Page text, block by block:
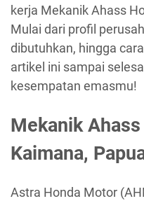
kerja Mekanik Ahass
Mulai dari profil
dibutuhkan, hingga
artikel ini sampai
kesempatan emasmu!
Mekanik
Kaimana,
Astra Honda Motor